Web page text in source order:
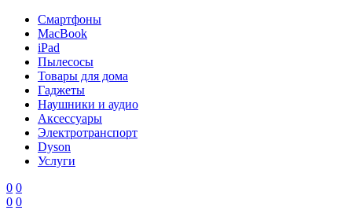
Смартфоны
MacBook
iPad
Пылесосы
Товары для дома
Гаджеты
Наушники и аудио
Аксессуары
Электротранспорт
Dyson
Услуги
0 0
0 0